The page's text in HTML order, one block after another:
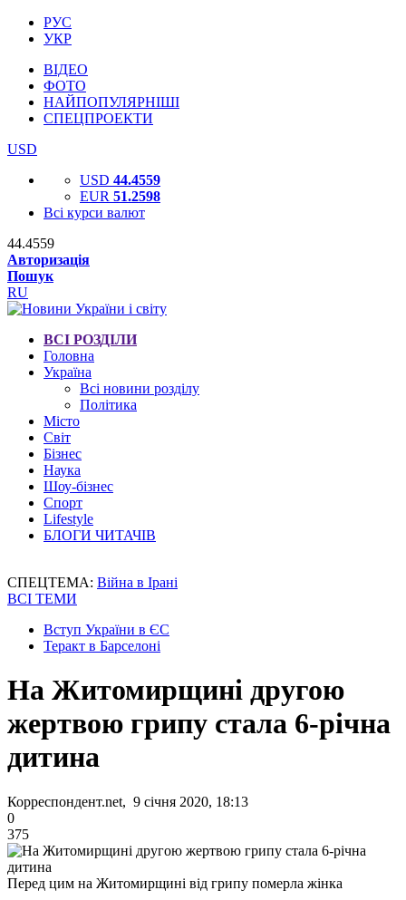
РУС
УКР
ВІДЕО
ФОТО
НАЙПОПУЛЯРНІШІ
СПЕЦПРОЕКТИ
USD
USD 44.4559
EUR 51.2598
Всі курси валют
44.4559
Авторизація
Пошук
RU
ВСІ РОЗДІЛИ
Головна
Україна
Всі новини розділу
Політика
Місто
Світ
Бізнес
Наука
Шоу-бізнес
Спорт
Lifestyle
БЛОГИ ЧИТАЧІВ
СПЕЦТЕМА: Війна в Ірані
ВСІ ТЕМИ
Вступ України в ЄС
Теракт в Барселоні
На Житомирщині другою
жертвою грипу стала 6-річна
дитина
Корреспондент.net, 9 січня 2020, 18:13
0
375
Перед цим на Житомирщині від грипу померла жінка